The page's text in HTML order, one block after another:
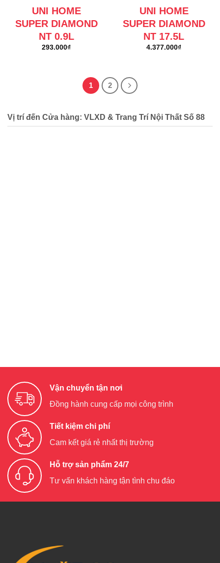
UNI HOME
SUPER DIAMOND
NT 0.9L
293.000₫
UNI HOME
SUPER DIAMOND
NT 17.5L
4.377.000₫
1 2
Vị trí đến Cửa hàng: VLXD & Trang Trí Nội Thất Số 88
Vận chuyển tận nơi
Đồng hành cung cấp mọi công trình
Tiết kiệm chi phí
Cam kết giá rẻ nhất thị trường
Hỗ trợ sản phẩm 24/7
Tư vấn khách hàng tận tình chu đáo